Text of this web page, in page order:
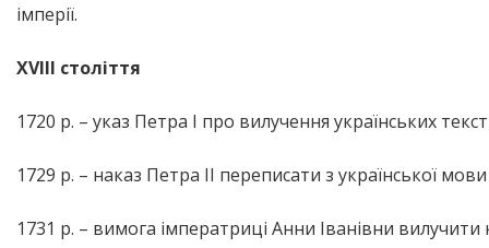
імперії.
XVIII століття
1720 р. – указ Петра І про вилучення українських
1729 р. – наказ Петра ІІ переписати з української
1731 р. – вимога імператриці Анни Іванівни вилучити